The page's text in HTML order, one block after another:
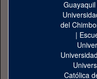
Guayaquil
del
|
Católica